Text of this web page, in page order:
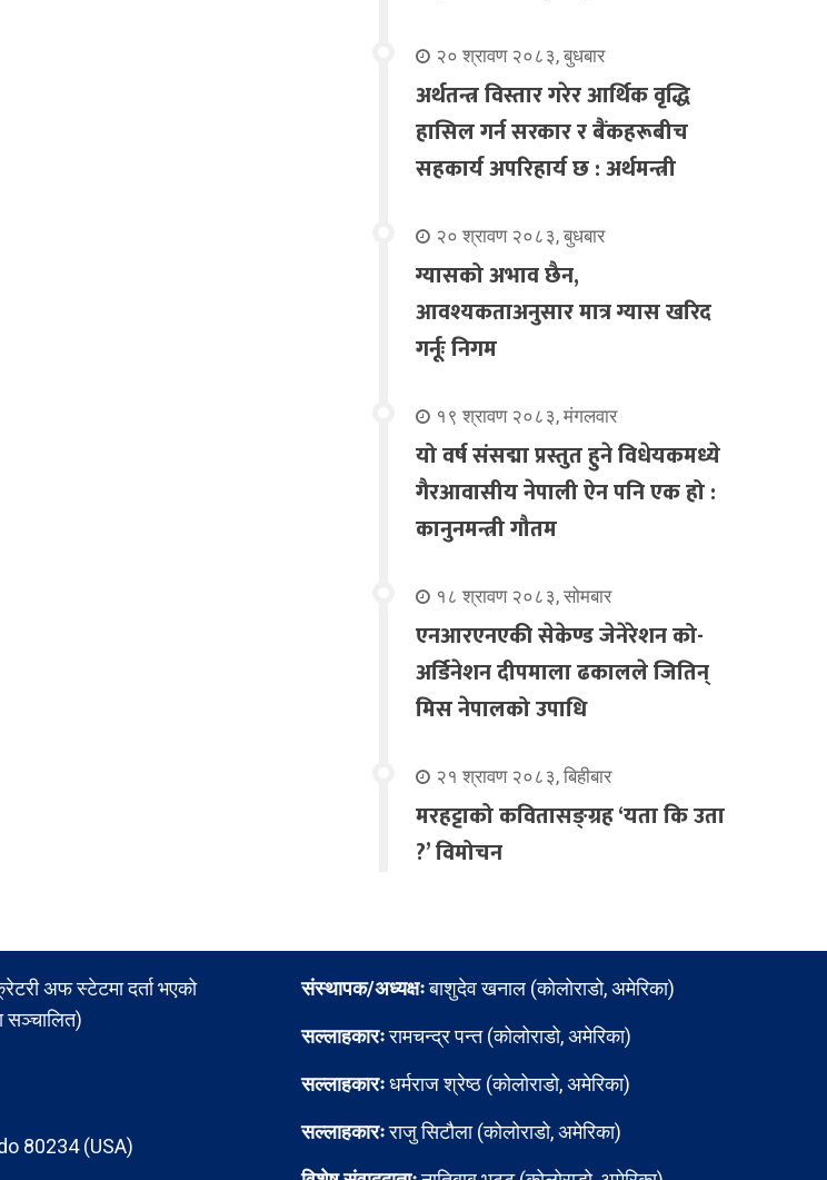
२० श्रावण २०८३, बुधबार
अर्थतन्त्र विस्तार गरेर आर्थिक वृद्धि
हासिल गर्न सरकार र बैंकहरूबीच
सहकार्य अपरिहार्य छ : अर्थमन्त्री
२० श्रावण २०८३, बुधबार
ग्यासको अभाव छैन,
आवश्यकताअनुसार मात्र ग्यास खरिद
गर्नूः निगम
१९ श्रावण २०८३, मंगलवार
यो वर्ष संसद्मा प्रस्तुत हुने विधेयकमध्ये
गैरआवासीय नेपाली ऐन पनि एक हो :
कानुनमन्त्री गौतम
१८ श्रावण २०८३, सोमबार
एनआरएनएकी सेकेण्ड जेनेरेशन को-
अर्डिनेशन दीपमाला ढकालले जितिन्
मिस नेपालको उपाधि
२१ श्रावण २०८३, बिहीबार
मरहट्टाको कवितासङ्ग्रह ‘यता कि उता
?’ विमोचन
अफ स्टेटमा दर्ता भएको
सञ्चालित)
80234 (USA)
संस्थापक/अध्यक्षःबाशुदेव खनाल (कोलोराडो, अमेरिका)
सल्लाहकारःरामचन्द्र पन्त (कोलोराडो, अमेरिका)
सल्लाहकारःधर्मराज श्रेष्ठ (कोलोराडो, अमेरिका)
सल्लाहकारःराजु सिटौला (कोलोराडो, अमेरिका)